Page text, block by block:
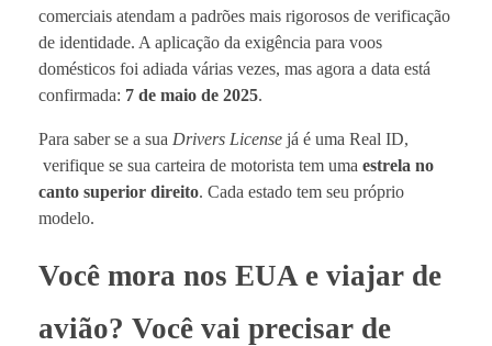
comerciais atendam a padrões mais rigorosos de verificação
de identidade. A aplicação da exigência para voos
domésticos foi adiada várias vezes, mas agora a data está
confirmada: 7 de maio de 2025.
Para saber se a sua Drivers License já é uma Real ID,
verifique se sua carteira de motorista tem uma estrela no
canto superior direito. Cada estado tem seu próprio
modelo.
Você mora nos EUA e viajar de
avião? Você vai precisar de